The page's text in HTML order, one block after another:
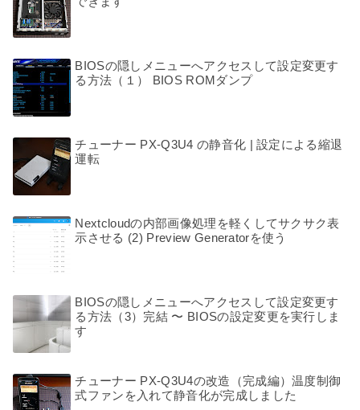
BIOSの隠しメニューへアクセスして設定変更す
る方法（１） BIOS ROMダンプ
チューナー PX-Q3U4 の静音化 | 設定による縮退
運転
Nextcloudの内部画像処理を軽くしてサクサク表
示させる (2) Preview Generatorを使う
BIOSの隠しメニューへアクセスして設定変更す
る方法（3）完結 〜 BIOSの設定変更を実行しま
す
チューナー PX-Q3U4の改造（完成編）温度制御
式ファンを入れて静音化が完成しました